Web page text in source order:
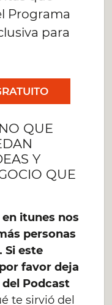
Programa
para
QUE
Y
QUE
itunes nos
personas
Si este
favor deja
del Podcast
te sirvió del